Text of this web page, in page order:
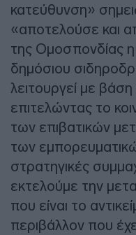
κατεύθυνση»
«αποτελούσε και
της Ομοσπονδίας η
δημόσιου
λειτουργεί με βάση
επιτελώντας το
των επιβατικών
των
στρατηγικές
εκτελούμε την
που είναι το
περιβάλλον που